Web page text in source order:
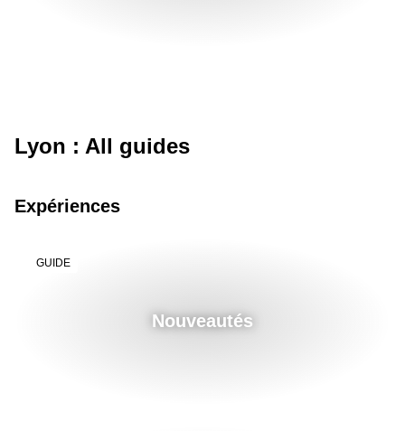
Lyon : All guides
Expériences
GUIDE
Nouveautés